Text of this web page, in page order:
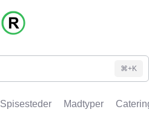
⌘+K
Spisesteder Madtyper